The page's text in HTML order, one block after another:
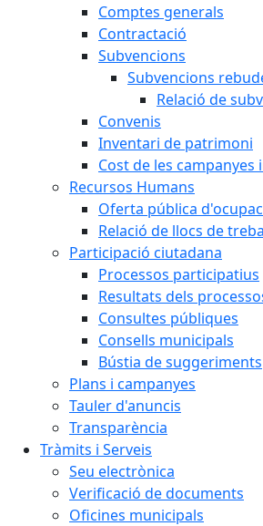
Comptes generals
Contractació
Subvencions
Subvencions
Relació de
Convenis
Inventari de patrimoni
Cost de les
Recursos Humans
Oferta pública
Relació de llocs de
Participació ciutadana
Processos participatius
Resultats dels
Consultes públiques
Consells municipals
Bústia de suggeriments
Plans i campanyes
Tauler d'anuncis
Transparència
Tràmits i Serveis
Seu electrònica
Verificació de documents
Oficines municipals